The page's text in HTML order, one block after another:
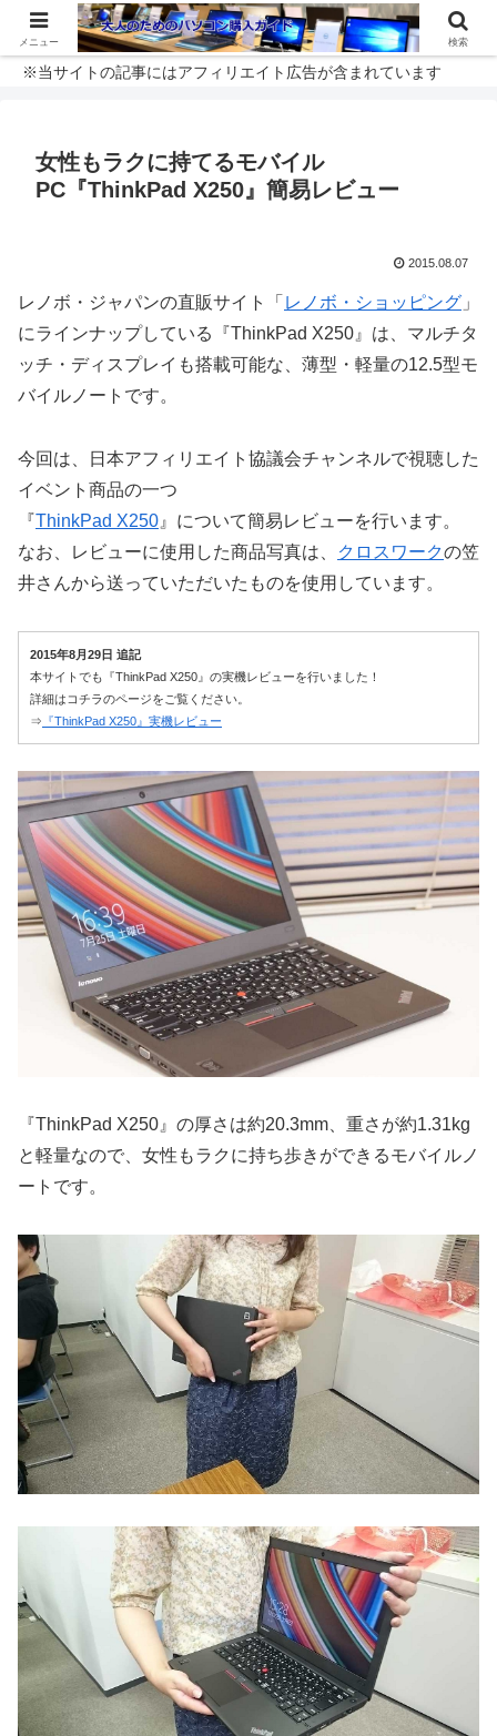
※当サイトの記事にはアフィリエイト広告が含まれています
女性もラクに持てるモバイル
PC『ThinkPad X250』簡易レビュー
2015.08.07
レノボ・ジャパンの直販サイト「 レノボ・ショッピング 」
にラインナップしている『ThinkPad X250』は、マルチタ
ッチ・ディスプレイも搭載可能な、薄型・軽量の12.5型モ
バイルノートです。
今回は、日本アフィリエイト協議会チャンネルで視聴した
イベント商品の一つ
『ThinkPad X250 』について簡易レビューを行います。
なお、レビューに使用した商品写真は、
クロスワークの笠
井さんから送っていただいたものを使用しています。
2015年8月29日 追記
本サイトでも『ThinkPad X250』の実機レビューを行いました！
詳細はコチラのページをご覧ください。
⇒ 『ThinkPad X250』実機レビュー
『ThinkPad X250』の厚さは約20.3mm、重さが約1.31kg
と軽量なので、女性もラクに持ち歩きができるモバイルノ
ートです。
メニュー 検索